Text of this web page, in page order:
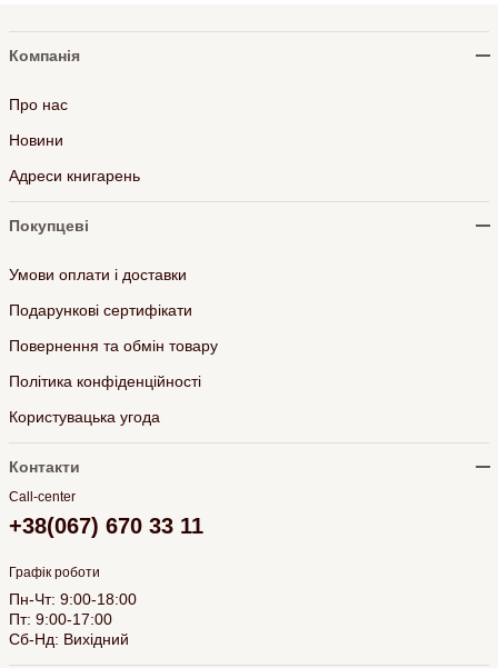
Компанія
Про нас
Новини
Адреси книгарень
Покупцеві
Умови оплати і доставки
Подарункові сертифікати
Повернення та обмін товару
Політика конфіденційності
Користувацька угода
Контакти
Call-center
+38(067) 670 33 11
Графік роботи
Пн-Чт: 9:00-18:00
Пт: 9:00-17:00
Сб-Нд: Вихідний